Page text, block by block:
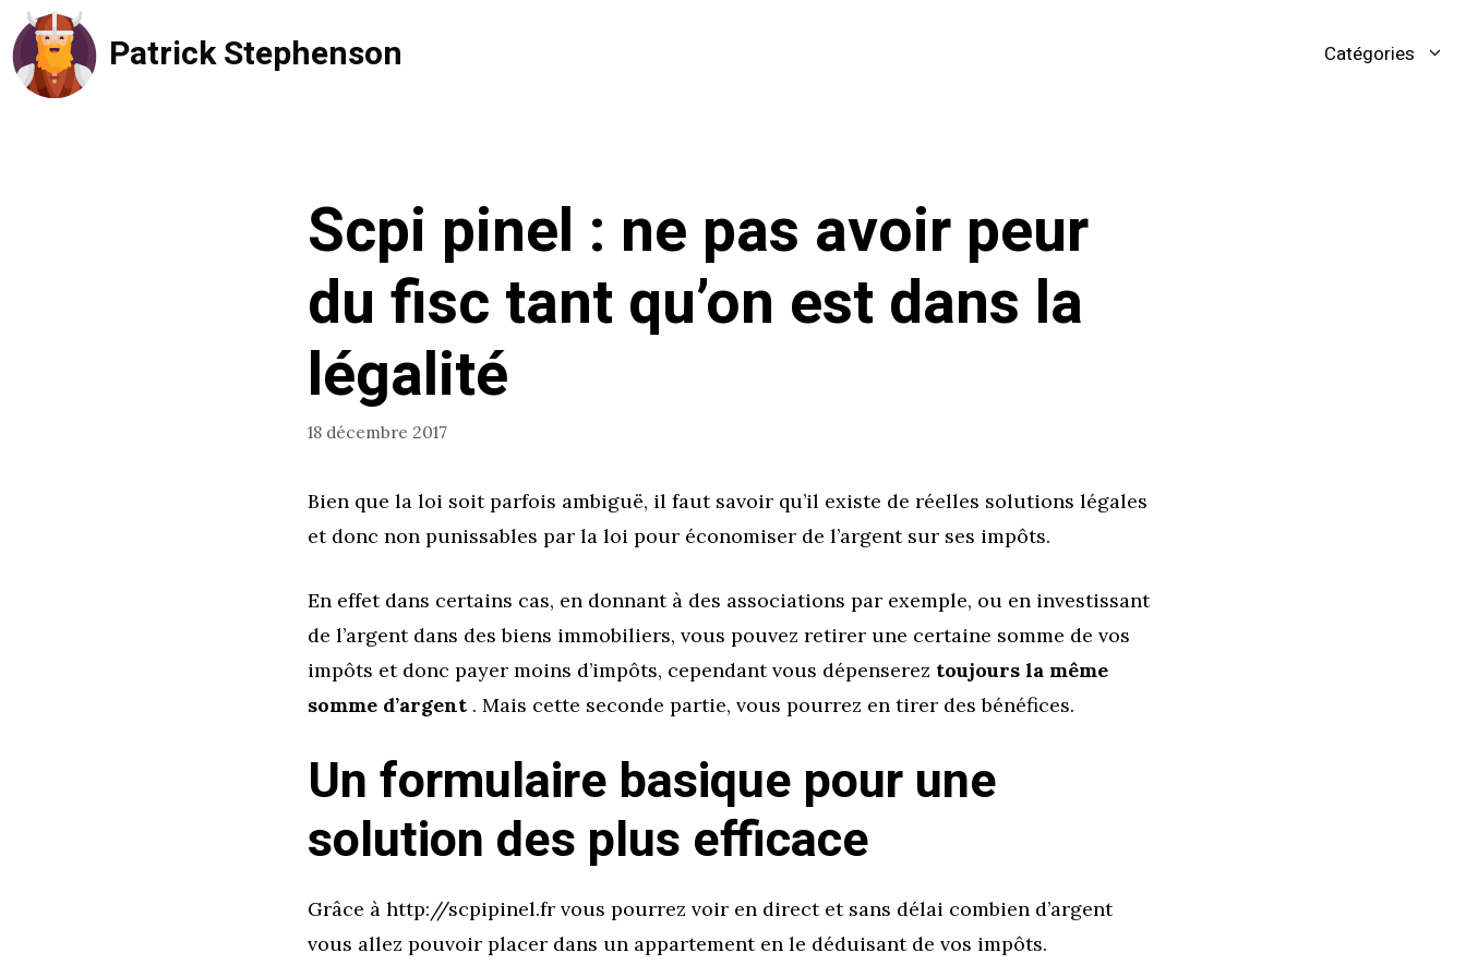
Aller
au
contenu
Patrick Stephenson Catégories
Scpi pinel : ne pas avoir peur
du fisc tant qu’on est dans la
légalité
18 décembre 2017
Bien que la loi soit parfois ambiguë, il faut savoir qu’il existe de réelles solutions légales
et donc non punissables par la loi pour économiser de l’argent sur ses impôts.
En effet dans certains cas, en donnant à des associations par exemple, ou en investissant
de l’argent dans des biens immobiliers, vous pouvez retirer une certaine somme de vos
impôts et donc payer moins d’impôts, cependant vous dépenserez toujours la même
somme d’argent . Mais cette seconde partie, vous pourrez en tirer des bénéfices.
Un formulaire basique pour une
solution des plus efficace
Grâce à http://scpipinel.fr vous pourrez voir en direct et sans délai combien d’argent
vous allez pouvoir placer dans un appartement en le déduisant de vos impôts.